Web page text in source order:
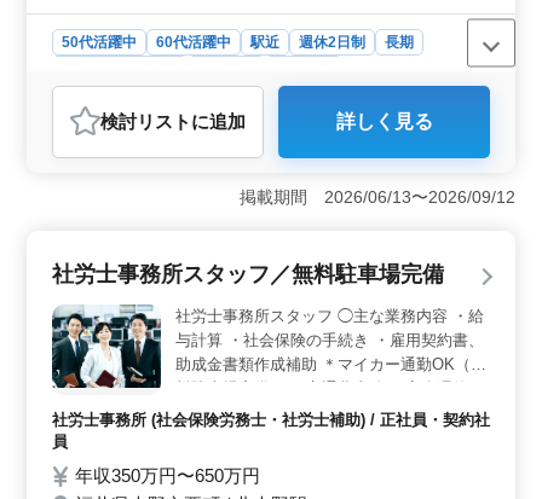
50代活躍中 60代活躍中 駅近 週休2日制
長期
社労士事務所
おすすめポイント
＜社労士事務所経験を活かせるお仕事＞ 助成金申請業
務、給与計算業務、労働保険・社会保険の手続業務など
を担当します。社労士事務所で積み重ねてきた経験を存
や年末年始休暇もあり、充分に休みを取りながら働けま
す。 ＜神保町駅から徒歩圏内の立地＞ 事務所は神
保町駅から徒歩圏内にあります。交通費実費支給（上限
なし）もあり、通勤の負担を抑えながら働けます。
検討リスト に追加 詳しく見る
掲載期間 2026/06/13〜2026/09/12
社労士事務所スタッフ／無料駐車場完備
社労士事務所スタッフ ◯主な業務内容 ・給
与計算 ・社会保険の手続き ・雇用契約書、
助成金書類作成補助 ＊マイカー通勤OK（無
日制（土日祝休み） ＊年間休日125日 ＊賞
活かして活躍しています。
社労士事務所 (社会保険労務士・社労士補助) / 正社員・契約社
員
年収350万円〜650万円